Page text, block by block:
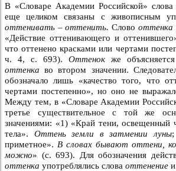
В «Словаре Академии Российской» слова
еще целиком связаны с живописным
оттенивать – оттенить. Слово оттенка
«Действие оттенивающего и
что оттенено красками или чертами
ч. 4, с. 693). Оттенок же
оттенка во втором значении.
обозначало лишь «качество того, что
чертами постепенно», но оно не
Между тем, в «Словаре Академии
третье существительное с той же
значениями: «1) «Край тени, освещенный
тела». Оттень земли в затмении луны;
приметное». В словах бывают оттени,
можно» (с. 693). Для обозначения
оттенка употреблялись слова оттенение и